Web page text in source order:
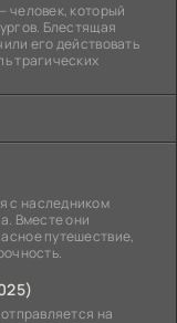
человек, который
Блестящая
его действовать
трагических
с наследником
Вместе они
путешествие,
на